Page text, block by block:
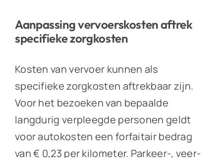
Aanpassing vervoerskosten aftrek
specifieke zorgkosten
Kosten van vervoer kunnen als
specifieke zorgkosten aftrekbaar zijn.
Voor het bezoeken van bepaalde
langdurig verpleegde personen geldt
voor autokosten een forfaitair bedrag
van € 0,23 per kilometer. Parkeer-, veer-